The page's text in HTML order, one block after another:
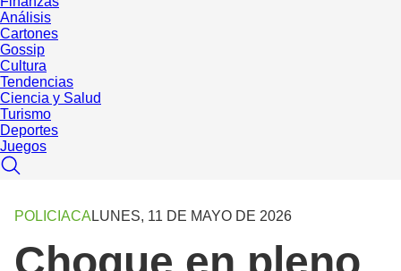
Análisis
Cartones
Gossip
Cultura
Tendencias
Ciencia y Salud
Turismo
Deportes
Juegos
POLICIACA LUNES, 11 DE MAYO DE 2026